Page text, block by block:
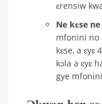
ɛrensiw
Ne kɛse
mfonini no
kɛse, a ɛyɛ
kɔla a ɛyɛ
gye